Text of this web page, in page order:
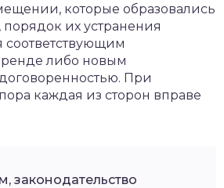
которые образовались
их устранения
соответствующим
либо новым
При
каждая из сторон вправе
законодательство